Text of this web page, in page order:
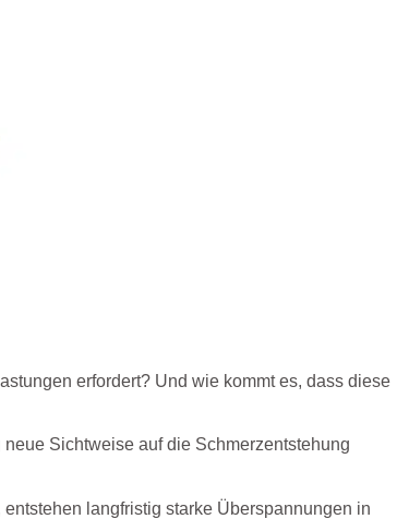
erfordert? Und wie kommt es, dass diese
Sichtweise auf die Schmerzentstehung
langfristig starke Überspannungen in